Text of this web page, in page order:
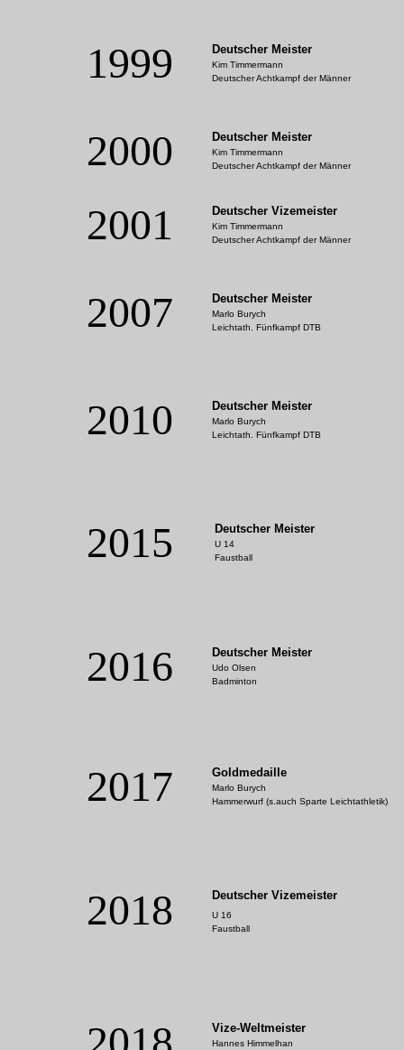
1999 Deutscher Meister
Kim Timmermann
Deutscher Achtkampf der Männer
2000 Deutscher Meister
Kim Timmermann
Deutscher Achtkampf der Männer
2001 Deutscher Vizemeister
Kim Timmermann
Deutscher Achtkampf der Männer
2007 Deutscher Meister
Marlo Burych
Leichtath. Fünfkampf DTB
2010 Deutscher Meister
Marlo Burych
Leichtath. Fünfkampf DTB
2015 Deutscher Meister
U 14
Faustball
2016 Deutscher Meister
Udo Olsen
Badminton
2017 Goldmedaille
Marlo Burych
Hammerwurf (s.auch Sparte Leichtathletik)
2018 Deutscher Vizemeister
U 16
Faustball
Vize-Weltmeister
Hannes Himmelhan